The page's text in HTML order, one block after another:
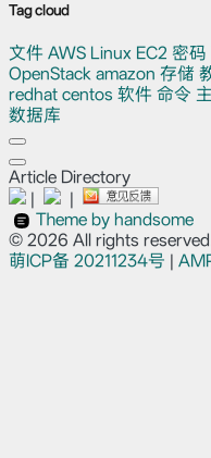
Tag cloud
文件 AWS Linux EC2 密码
OpenStack amazon 存储
redhat centos 软件 命令
数据库
Article Directory
|
|
Theme by handsome
© 2026 All rights
萌ICP备 20211234号 |